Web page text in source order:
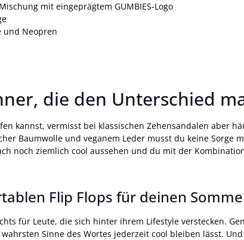
mit eingeprägtem GUMBIES-Logo
und Neopren
die den Unterschied
kannst, vermisst bei klassischen Zehensandalen aber
Baumwolle und veganem Leder musst du keine Sorge
noch ziemlich cool aussehen und du mit der
Flip Flops für deinen
für Leute, die sich hinter ihrem Lifestyle verstecken.
Sinne des Wortes jederzeit cool bleiben lässt.